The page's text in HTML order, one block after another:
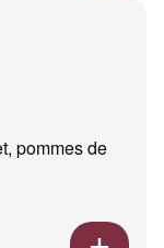
pommes de